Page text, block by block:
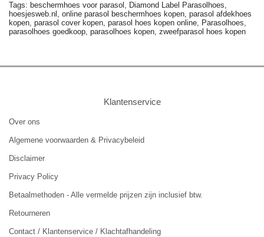
Tags: beschermhoes voor parasol, Diamond Label Parasolhoes,
hoesjesweb.nl, online parasol beschermhoes kopen, parasol afdekhoes
kopen, parasol cover kopen, parasol hoes kopen online, Parasolhoes,
parasolhoes goedkoop, parasolhoes kopen, zweefparasol hoes kopen
Klantenservice
Over ons
Algemene voorwaarden & Privacybeleid
Disclaimer
Privacy Policy
Betaalmethoden - Alle vermelde prijzen zijn inclusief btw.
Retourneren
Contact / Klantenservice / Klachtafhandeling